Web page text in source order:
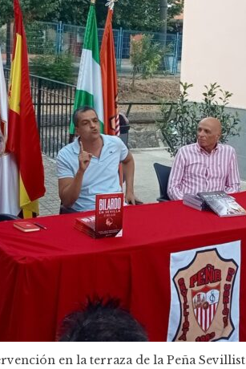
en la terraza de la Peña